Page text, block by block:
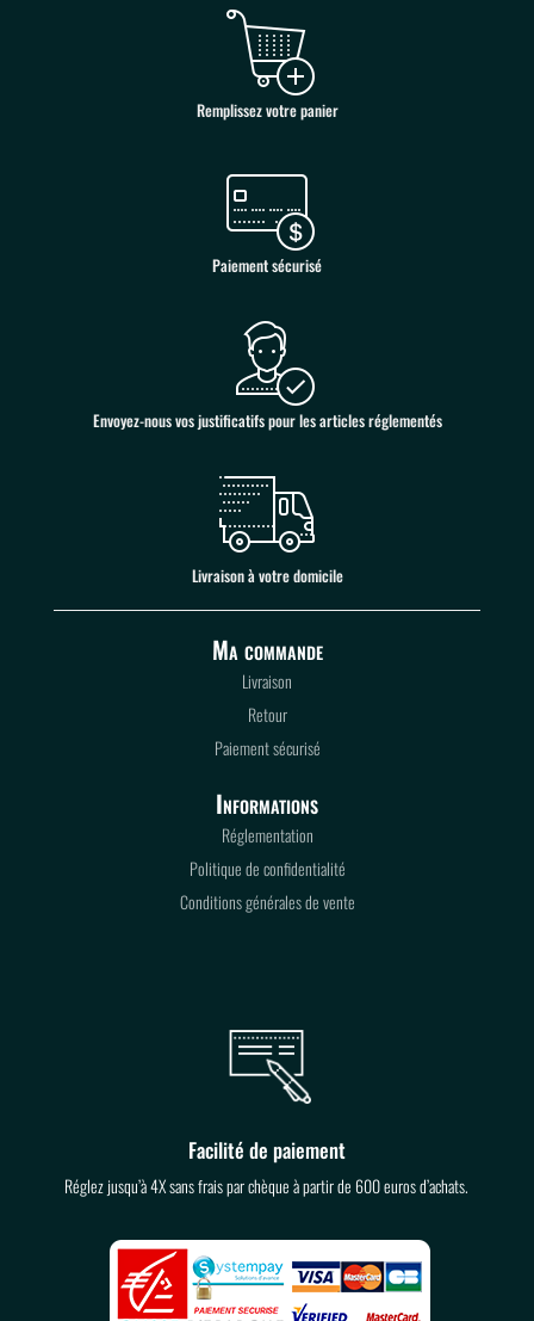
Remplissez votre panier
Paiement sécurisé
Envoyez-nous vos justificatifs pour les articles réglementés
Livraison à votre domicile
Ma commande
Livraison
Retour
Paiement sécurisé
Informations
Réglementation
Politique de confidentialité
Conditions générales de vente
Facilité de paiement
Réglez jusqu’à 4X sans frais par chèque à partir de 600 euros d’achats.